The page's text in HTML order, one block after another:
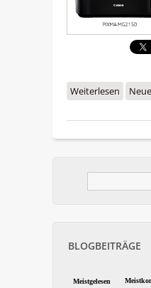
Weiterlesenüber
540
BLOGBEITRÄGE
Meistgelesen